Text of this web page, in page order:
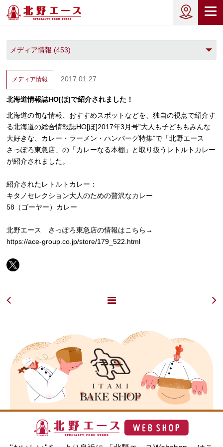
メディア情報 2017.01.27
北海道情報誌HO[ほ]で紹介されました！
北海道の旬な情報、おすすめスポットなどを、独自の視点で紹介す
る北海道の総合情報誌HO[ほ]2017年3月号”大人も子どももみんな
大好きな、カレー・ラーメン・ハンバーグ特集”で「北野エース
さっぽろ東急店」の「カレーなる本棚」と取り扱うレトルトカレー
が紹介されました。
紹介されたレトルトカレー：
キタノセレクション大人のための贅沢なカレー
58（ゴーヤー）カレー
北野エース さっぽろ東急店の情報はこちら→
https://ace-group.co.jp/store/179_522.html